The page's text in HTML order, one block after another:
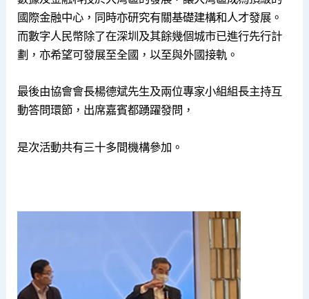
國際金融中心，同時亦研究有關基礎建構和人才發展。
而數字人民幣除了在深圳及其餘幾個城市已進行先行計
劃，亦希望可發展至全國，以至與外國接軌。
最後由協會會長楊德斌先生及兩位專家小組組長主持互
動答問環節，出席嘉賓都踴躍發問，
是次活動共有三十多間機構參加。